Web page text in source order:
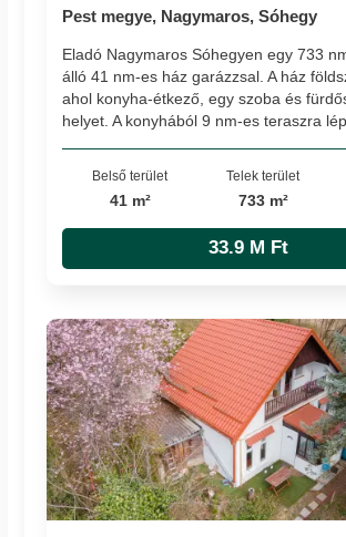
Pest megye, Nagymaros, Sóhegy
Eladó Nagymaros Sóhegyen egy 733
álló 41 nm-es ház garázzsal. A ház
ahol konyha-étkező, egy szoba és
helyet. A konyhából 9 nm-es teraszra
Belső terület
41 m²
Telek terület
733 m²
33.9 M Ft